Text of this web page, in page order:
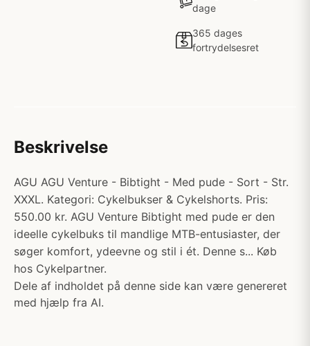
dage
365 dages
fortrydelsesret
Beskrivelse
AGU AGU Venture - Bibtight - Med pude - Sort - Str.
XXXL. Kategori: Cykelbukser & Cykelshorts. Pris:
550.00 kr. AGU Venture Bibtight med pude er den
ideelle cykelbuks til mandlige MTB-entusiaster, der
søger komfort, ydeevne og stil i ét. Denne s... Køb
hos Cykelpartner.
Dele af indholdet på denne side kan være genereret
med hjælp fra AI.